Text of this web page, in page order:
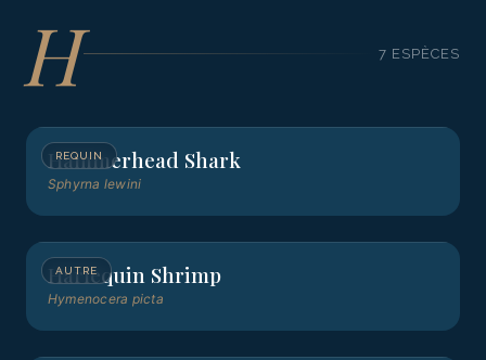
H 7 ESPÈCE S
REQUIN
Hammerhead Shark
Sphyrna lewini
AUTRE
Harlequin Shrimp
Hymenocera picta